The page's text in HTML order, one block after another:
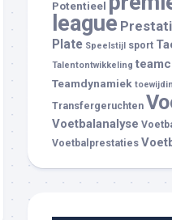
Potentieel
league
Plate Speelstijl sport
Talentontwikkeling
Teamdynamiek
Transfergeruchten
Voetbalanalyse
Voetbalprestaties